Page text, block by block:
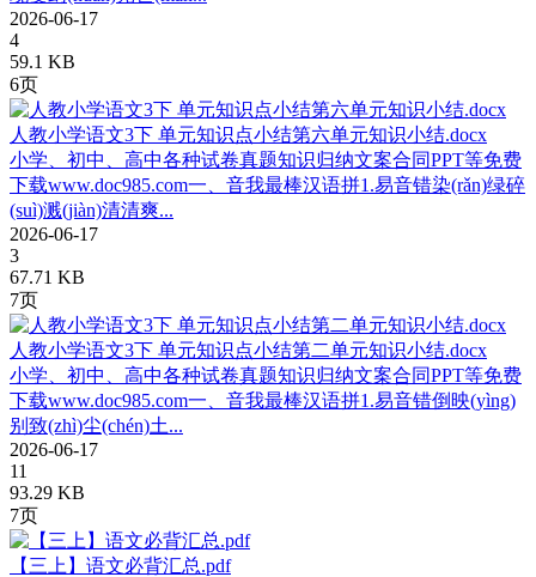
2026-06-17
4
59.1 KB
6页
人教小学语文3下 单元知识点小结第六单元知识小结.docx
小学、初中、高中各种试卷真题知识归纳文案合同PPT等免费
下载www.doc985.com一、音我最棒汉语拼1.易音错染(rǎn)绿碎
(suì)溅(jiàn)清清爽...
2026-06-17
3
67.71 KB
7页
人教小学语文3下 单元知识点小结第二单元知识小结.docx
小学、初中、高中各种试卷真题知识归纳文案合同PPT等免费
下载www.doc985.com一、音我最棒汉语拼1.易音错倒映(yìng)
别致(zhì)尘(chén)土...
2026-06-17
11
93.29 KB
7页
【三上】语文必背汇总.pdf